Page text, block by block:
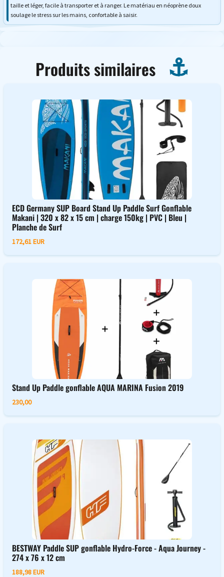
taille et léger, facile à transporter et à ranger. Le matériau en néoprène doux
soulage le stress sur les mains, confortable à saisir.
Produits similaires
ECD Germany SUP Board Stand Up Paddle Surf Gonflable
Makani | 320 x 82 x 15 cm | charge 150kg | PVC | Bleu |
Planche de Surf
172,61 EUR
Stand Up Paddle gonflable AQUA MARINA Fusion 2019
230,00
BESTWAY Paddle SUP gonflable Hydro-Force - Aqua Journey -
274 x 76 x 12 cm
188,98 EUR